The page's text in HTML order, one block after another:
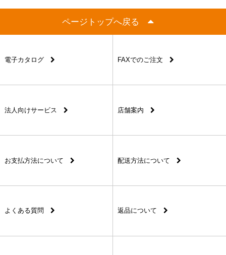
ページトップへ戻る
電子カタログ FAXでのご注文
法人向けサービス 店舗案内
お支払方法について 配送方法について
よくある質問 返品について